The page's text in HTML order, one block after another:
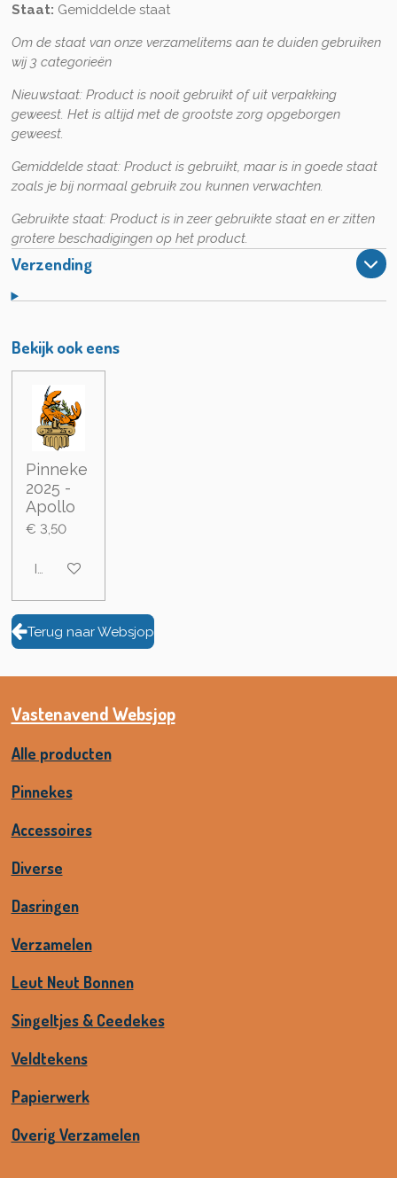
Staat: Gemiddelde staat
Om de staat van onze verzamelitems aan te duiden gebruiken
wij 3 categorieën
Nieuwstaat: Product is nooit gebruikt of uit verpakking
geweest. Het is altijd met de grootste zorg opgeborgen
geweest.
Gemiddelde staat: Product is gebruikt, maar is in goede staat
zoals je bij normaal gebruik zou kunnen verwachten.
Gebruikte staat:Product is in zeer gebruikte staat en er zitten
grotere beschadigingen op het product.
Verzending
Bekijk ook eens
Pinneke
2025 -
Apollo
€ 3,50
In winkelwagen
Terug naar Websjop
Vastenavend Websjop
Alle producten
Pinnekes
Accessoires
Diverse
Dasringen
Verzamelen
Leut Neut Bonnen
Singeltjes & Ceedekes
Veldtekens
Papierwerk
Overig Verzamelen